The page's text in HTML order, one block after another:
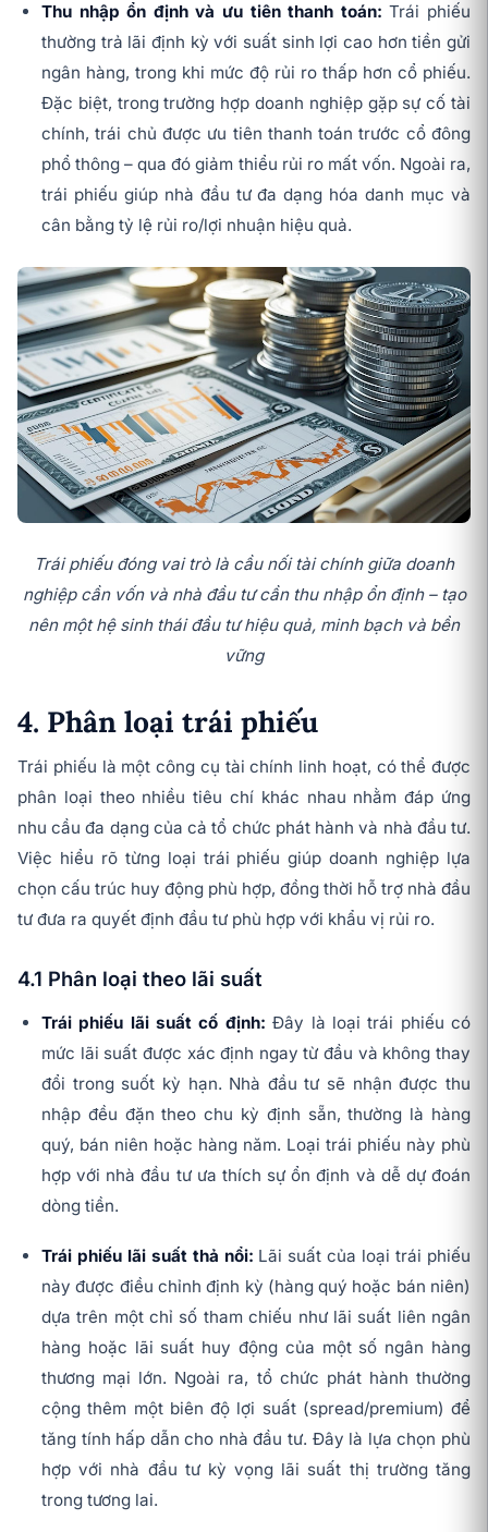
Thu nhập ổn định và ưu tiên thanh toán:Trái phiếu
thường trả lãi định kỳ với suất sinh lợi cao hơn tiền gửi
ngân hàng, trong khi mức độ rủi ro thấp hơn cổ phiếu.
Đặc biệt, trong trường hợp doanh nghiệp gặp sự cố tài
chính, trái chủ được ưu tiên thanh toán trước cổ đông
phổ thông – qua đó giảm thiểu rủi ro mất vốn. Ngoài ra,
trái phiếu giúp nhà đầu tư đa dạng hóa danh mục và
cân bằng tỷ lệ rủi ro/lợi nhuận hiệu quả.
Trái phiếu đóng vai trò là cầu nối tài chính giữa doanh
nghiệp cần vốn và nhà đầu tư cần thu nhập ổn định – tạo
nên một hệ sinh thái đầu tư hiệu quả, minh bạch và bền
vững
4. Phân loại trái phiếu
Trái phiếu là một công cụ tài chính linh hoạt, có thể được
phân loại theo nhiều tiêu chí khác nhau nhằm đáp ứng
nhu cầu đa dạng của cả tổ chức phát hành và nhà đầu tư.
Việc hiểu rõ từng loại trái phiếu giúp doanh nghiệp lựa
chọn cấu trúc huy động phù hợp, đồng thời hỗ trợ nhà đầu
tư đưa ra quyết định đầu tư phù hợp với khẩu vị rủi ro.
4.1 Phân loại theo lãi suất
Trái phiếu lãi suất cố định: Đây là loại trái phiếu có
mức lãi suất được xác định ngay từ đầu và không thay
đổi trong suốt kỳ hạn. Nhà đầu tư sẽ nhận được thu
nhập đều đặn theo chu kỳ định sẵn, thường là hàng
quý, bán niên hoặc hàng năm. Loại trái phiếu này phù
hợp với nhà đầu tư ưa thích sự ổn định và dễ dự đoán
dòng tiền.
Trái phiếu lãi suất thả nổi: Lãi suất của loại trái phiếu
này được điều chỉnh định kỳ (hàng quý hoặc bán niên)
dựa trên một chỉ số tham chiếu như lãi suất liên ngân
hàng hoặc lãi suất huy động của một số ngân hàng
thương mại lớn. Ngoài ra, tổ chức phát hành thường
cộng thêm một biên độ lợi suất (spread/premium) để
tăng tính hấp dẫn cho nhà đầu tư. Đây là lựa chọn phù
hợp với nhà đầu tư kỳ vọng lãi suất thị trường tăng
trong tương lai.